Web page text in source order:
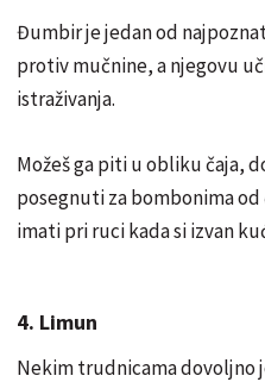
Đumbir je jedan od
protiv mučnine, a njegovu
istraživanja.
Možeš ga piti u obliku čaja,
posegnuti za bombonima
imati pri ruci kada si izvan
4. Limun
Nekim trudnicama dovoljno